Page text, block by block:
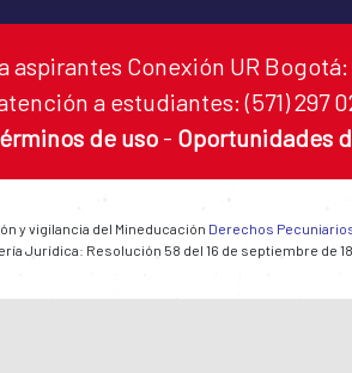
aspirantes Conexión UR Bogotá:
a estudiantes: (571) 297
de uso - Oportunidades
y vigilancia del Mineducación Derechos
Jurídica: Resolución 58 del 16 de septiembre de